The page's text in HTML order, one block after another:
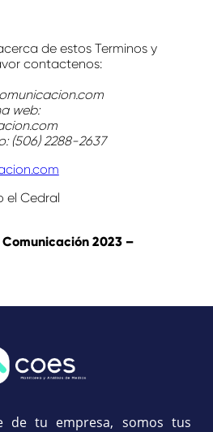
de estos Terminos y
contactenos:
web:
(506) 2288-2637
el Cedral
2023 –
de tu empresa, somos tus